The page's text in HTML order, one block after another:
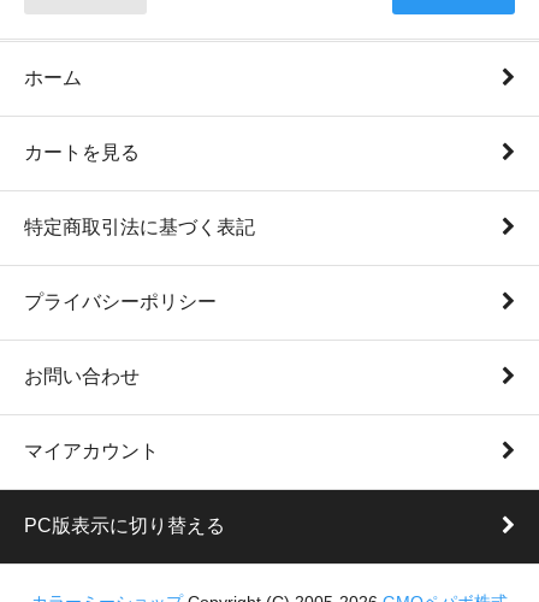
ホーム
カートを見る
特定商取引法に基づく表記
プライバシーポリシー
お問い合わせ
マイアカウント
PC版表示に切り替える